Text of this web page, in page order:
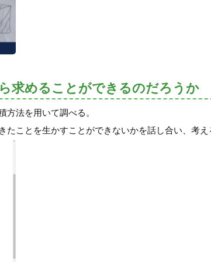
求めることができるのだろうか
方法を用いて調べる。
たことを生かすことができないかを話し合い、考え